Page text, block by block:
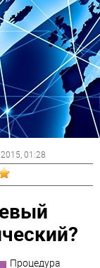
, 01:28
Процедура